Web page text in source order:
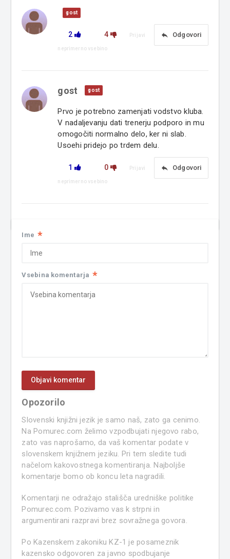
gost
2 4 reply Odgovori
Prijavi
neprimerno vsebino
gost gost
Prvo je potrebno zamenjati vodstvo kluba.
V nadaljevanju dati trenerju podporo in mu
omogočiti normalno delo, ker ni slab.
Usoehi pridejo po trdem delu.
1 0 reply Odgovori
Prijavi
neprimerno vsebino
Ime *
Vsebina komentarja *
Opozorilo
Slovenski knjižni jezik je samo naš, zato ga cenimo.
Na Pomurec.com želimo vzpodbujati njegovo rabo,
zato vas naprošamo, da vaš komentar podate v
slovenskem knjižnem jeziku. Pri tem sledite tudi
načelom kakovostnega komentiranja. Najboljše
komentarje bomo ob koncu leta nagradili.
Komentarji ne odražajo stališča uredniške politike
Pomurec.com. Pozivamo vas k strpni in
argumentirani razpravi brez sovražnega govora.
Po Kazenskem zakoniku KZ-1 je posameznik
kazensko odgovoren za javno spodbujanje